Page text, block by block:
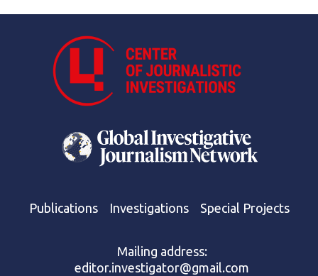
Publications Investigations Special Projects
Mailing address:
editor.investigator@gmail.com